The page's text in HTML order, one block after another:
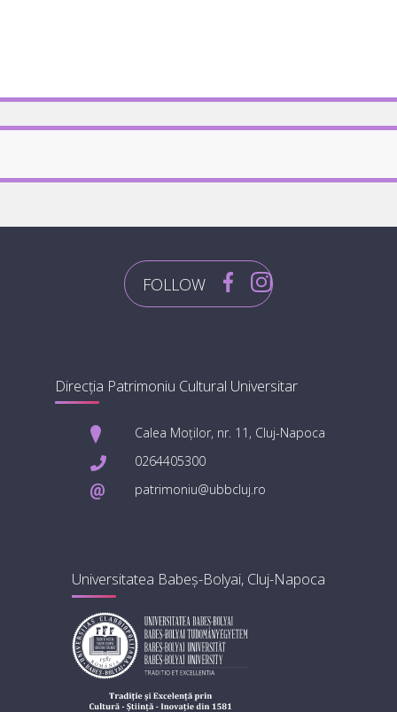
Direcția Patrimoniu Cultural Universitar
Calea Moților, nr. 11, Cluj-Napoca
0264405300
patrimoniu@ubbcluj.ro
Universitatea Babeș-Bolyai, Cluj-Napoca